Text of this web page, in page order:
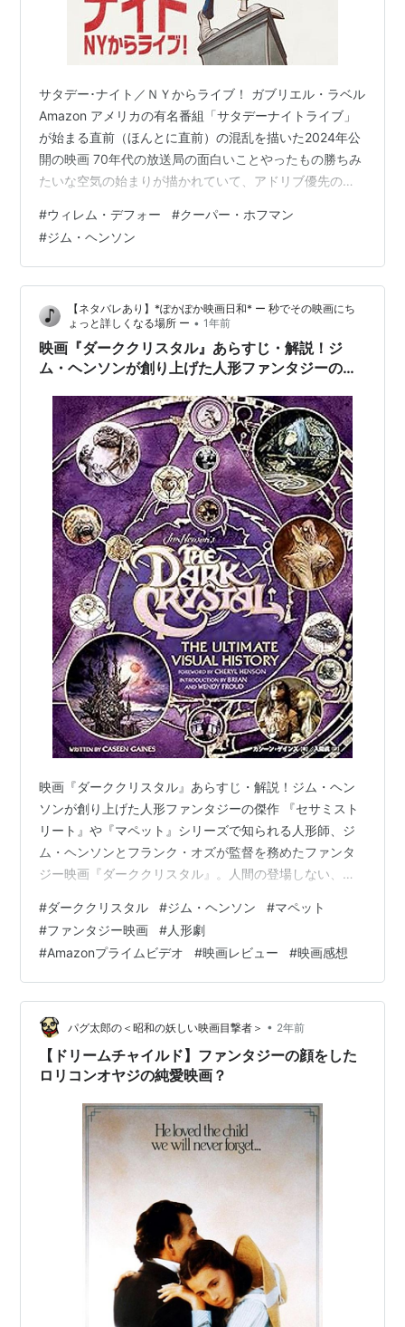
サタデー･ナイト／ＮＹからライブ！ ガブリエル・ラベル
Amazon アメリカの有名番組「サタデーナイトライブ」
が始まる直前（ほんとに直前）の混乱を描いた2024年公
開の映画 70年代の放送局の面白いことやったもの勝ちみ
たいな空気の始まりが描かれていて、アドリブ優先の社
も自分には別に面白い、というわけではないんだけど、
やはり７０年代のポルノ業界を描いた「ブギーナイツ」
的な、必死で前に行こう前に行こうとしている姿がみて
いて楽しい。放送の現場だから一応なんでもありじゃな
くおえらいさんとの攻防もあり。 「ブギーナイツ」とい
えばフィリップ・シーモア・ホ…
#ウィレム・デフォー #クーパー・ホフマン
#ジム・ヘンソン
【ネタバレあり】*ぽかぽか映画日和* ー 秒でその映画にち
ょっと詳しくなる場所 ー • 1年前
映画『ダーククリスタル』あらすじ・解説！ジ
ム・ヘンソンが創り上げた人形ファンタジーの傑
映画『ダーククリスタル』あらすじ・解説！ジム・ヘン
ソンが創り上げた人形ファンタジーの傑作 『セサミスト
リート』や『マペット』シリーズで知られる人形師、ジ
ム・ヘンソンとフランク・オズが監督を務めたファンタ
ジー映画『ダーククリスタル』。人間の登場しない、す
は、公開から40年以上経った今も色褪せることなく、多
くのファンを魅了し続けています。邪悪なスケクシス族
と平和を愛するミスティクス族、そして世界を救うため
に旅に出るゲルフリン族の少年ジェン。この記事では、
映画の壮大な物語から、制作の裏側に隠された驚きの事
実まで、詳しく解説します。現在、Amazonプラ…
#ダーククリスタル #ジム・ヘンソン #マペット
#ファンタジー映画 #人形劇
#Amazonプライムビデオ #映画レビュー #映画感想
パグ太郎の＜昭和の妖しい映画目撃者＞ • 2年前
【ドリームチャイルド】ファンタジーの顔をした
ロリコンオヤジの純愛映画？